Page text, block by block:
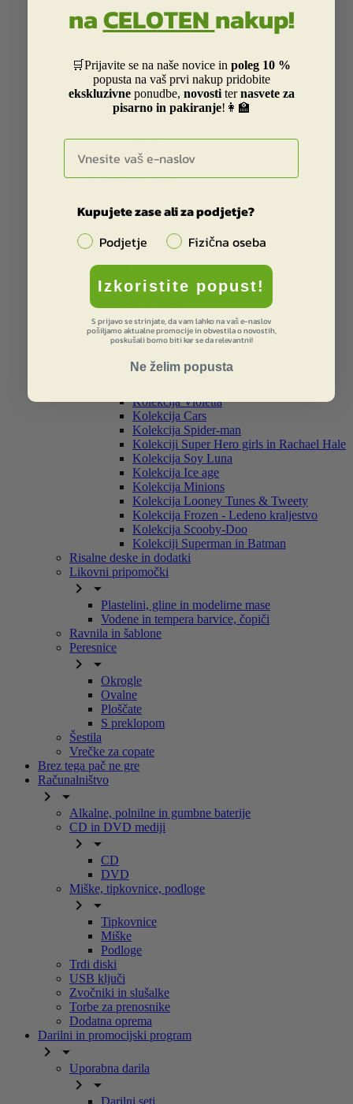
Kolekcija Liverpool
Kolekcija Dakar
Kolekcija Smiley
Kolekcija Frozen
Otroški in risani junaki

Dečki
Kolekcija Star Wars
Kolekcija ice age
Kolekcija Peak

Kolekcija Barcelona
Kolekcija Liverpool
Kolekcija Star Wars
Kolekcija Smiley
Kolekcija Catalina Estrada
Otroški in risani junaki

Kolekcija Minnie in Mickey mouse
Kolekcija Violetta
Kolekcija Cars
Kolekcija Spider-man
Kolekciji Super Hero girls in Rachael Hale
Kolekcija Soy Luna
Kolekcija Ice age
Kolekcija Minions
Kolekcija Looney Tunes & Tweety
Kolekcija Frozen - Ledeno kraljestvo
Kolekcija Scooby-Doo
Kolekciji Superman in Batman
Risalne deske in dodatki
Likovni pripomočki
 
Plastelini, gline in modelirne mase
Vodene in tempera barvice, čopiči
Ravnila in šablone
Peresnice
 
Okrogle
Ovalne
Ploščate
S preklopom
Šestila
Vrečke za copate
Brez tega pač ne gre
Računalništvo
 
Alkalne, polnilne in gumbne baterije
CD in DVD mediji
 
CD
DVD
Miške, tipkovnice, podloge
 
Tipkovnice
Miške
Podloge
Trdi diski
USB ključi
Zvočniki in slušalke
Torbe za prenosnike
Dodatna oprema
Darilni in promocijski program
 
Uporabna darila
 
naCELOTENnakup!
🛒Prijavite se na naše novice in poleg 10 %
popusta na vaš prvi nakup pridobite
ekskluzivneponudbe, novosti ternasvete za
pisarno in pakiranje!👩‍🏫
E-naslov
Kupujete zase ali za podjetje?
Podjetje
Fizična oseba
Izkoristite popust!
S prijavo se strinjate, da vam lahko na vaš e-naslov
pošiljamo aktualne promocije in obvestila o novostih,
poskušali bomo biti kar se da relevantni!
Ne želim popusta